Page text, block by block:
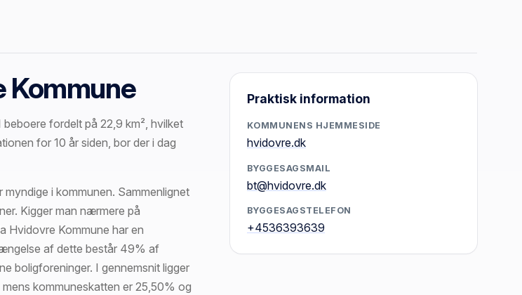
Kommune
fordelt på 22,9 km², hvilket
for 10 år siden, bor der i dag
i kommunen. Sammenlignet
Kigger man nærmere på
Hvidovre Kommune har en
af dette består 49% af
boligforeninger. I gennemsnit ligger
kommuneskatten er 25,50% og
Praktisk information
KOMMUNENS HJEMMESIDE
hvidovre.dk
BYGGESAGSMAIL
bt@hvidovre.dk
BYGGESAGSTELEFON
+4536393639